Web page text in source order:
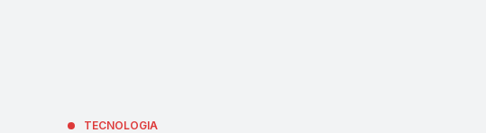
TECNOLOGIA